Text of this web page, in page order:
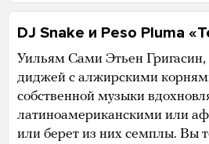
DJ Snake и Peso Pluma
Уильям Сами Этьен
диджей с алжирскими
собственной музыки
латиноамериканскими или
или берет из них семплы. Вы